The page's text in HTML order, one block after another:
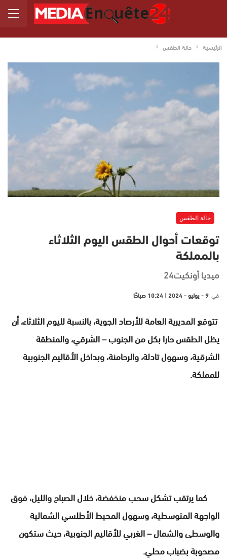
الرئيسية حالة الطقس
حالة الطقس
توقعات أحوال الطقس اليوم الثلاثاء
بالمملكة
ميديا أونكيت24
في 9 - يوليو - 2024 | 10:24 صباحًا
تتوقع المديرية العامة للأرصاد الجوية، بالنسبة لليوم الثلاثاء، أن
يظل الطقس حارا بكل من الجنوب – الشرقي، والمنطقة
الشرقية، وسهول تادلة، والرحامنة، وبداخل الأقاليم الجنوبية
للمملكة.
كما يرتقب تشكل سحب منخفضة، خلال الصباح والليل، فوق
الواجهة المتوسطية، وسهول المحيط الأطلسي الشمالية
والوسطى والشمال – الغربي للأقاليم الجنوبية، حيث ستكون
مصحوبة بضباب محلي.